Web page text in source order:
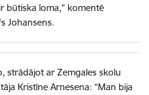
būtiska loma,” komentē
Johansens.
strādājot ar Zemgales skolu
Kristīne Arnesena: “Man bija